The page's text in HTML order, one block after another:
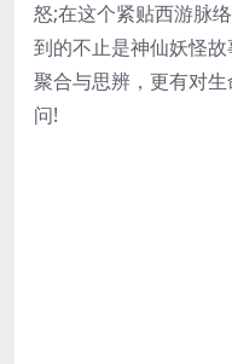
怒;在这个紧贴西游脉
到的不止是神仙妖怪
聚合与思辨，更有对
问!